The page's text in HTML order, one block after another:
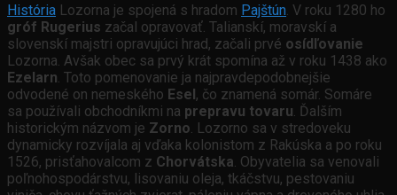
História Lozorna je spojená s hradom Pajštún . V roku 1280 ho
gróf Rugerius začal opravovať. Talianskí, moravskí a
slovenskí majstri opravujúci hrad, začali prvé osídľovanie
Lozorna. Avšak obec sa prvý krát spomína až v roku 1438 ako
Ezelarn . Toto pomenovanie ja najpravdepodobnejšie
odvodené on nemeského Esel, čo znamená somár. Somáre
sa používali obchodníkmi na prepravu tovaru . Ďalším
historickým názvom je Zorno . Lozorno sa v stredoveku
dynamicky rozvíjala aj vďaka kolonistom z Rakúska a po roku
1526, prisťahovalcom z Chorvátska . Obyvatelia sa venovali
poľnohospodárstvu, lisovaniu oleja, tkáčstvu, pestovaniu